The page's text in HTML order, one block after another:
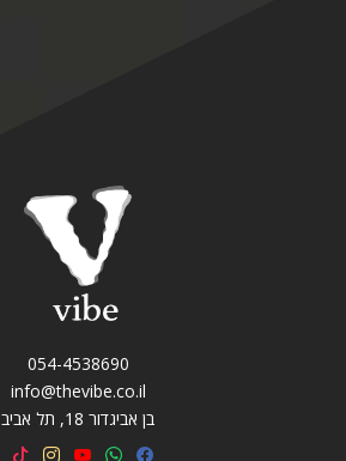
054-4538690
info@thevibe.co.il
בן אביגדור 18, תל אביב